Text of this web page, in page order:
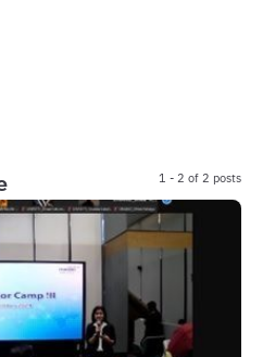
1 - 2 of 2 posts